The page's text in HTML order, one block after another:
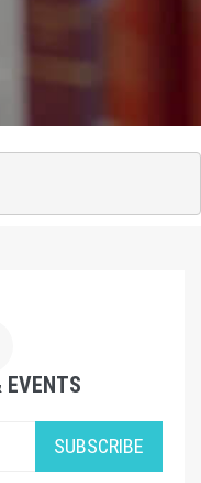
EVENTS
SUBSCRIBE